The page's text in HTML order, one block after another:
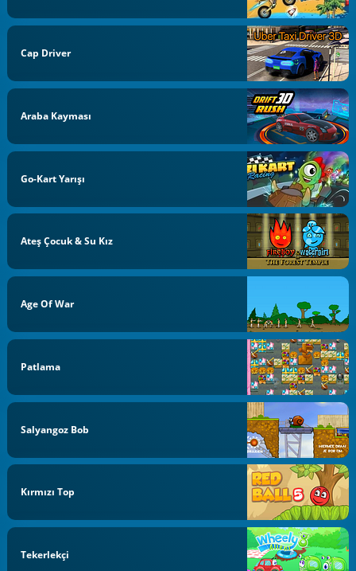
Cap Driver
Araba Kayması
Go-Kart Yarışı
Ateş Çocuk & Su Kız
Age Of War
Patlama
Salyangoz Bob
Kırmızı Top
Tekerlekçi